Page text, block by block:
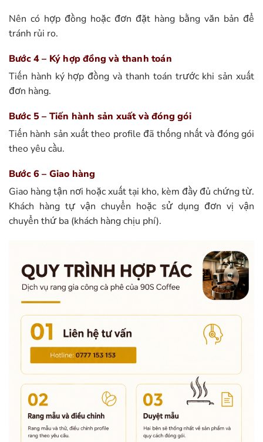
Nên có hợp đồng hoặc đơn đặt hàng bằng văn bản để
tránh rủi ro.
Bước 4 – Ký hợp đồng và thanh toán
Tiến hành ký hợp đồng và thanh toán trước khi sản xuất
đơn hàng.
Bước 5 – Tiến hành sản xuất và đóng gói
Tiến hành sản xuất theo profile đã thống nhất và đóng gói
theo yêu cầu.
Bước 6 – Giao hàng
Giao hàng tận nơi hoặc xuất tại kho, kèm đầy đủ chứng từ.
Khách hàng tự vận chuyển hoặc sử dụng đơn vị vận
chuyển thứ ba (khách hàng chịu phí).